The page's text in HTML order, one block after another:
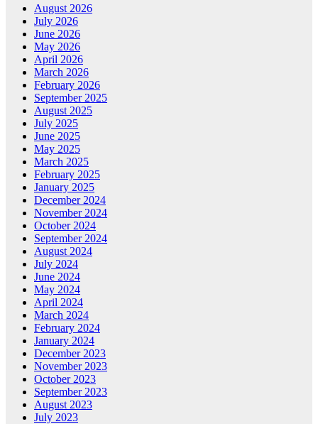
August 2026
July 2026
June 2026
May 2026
April 2026
March 2026
February 2026
September 2025
August 2025
July 2025
June 2025
May 2025
March 2025
February 2025
January 2025
December 2024
November 2024
October 2024
September 2024
August 2024
July 2024
June 2024
May 2024
April 2024
March 2024
February 2024
January 2024
December 2023
November 2023
October 2023
September 2023
August 2023
July 2023